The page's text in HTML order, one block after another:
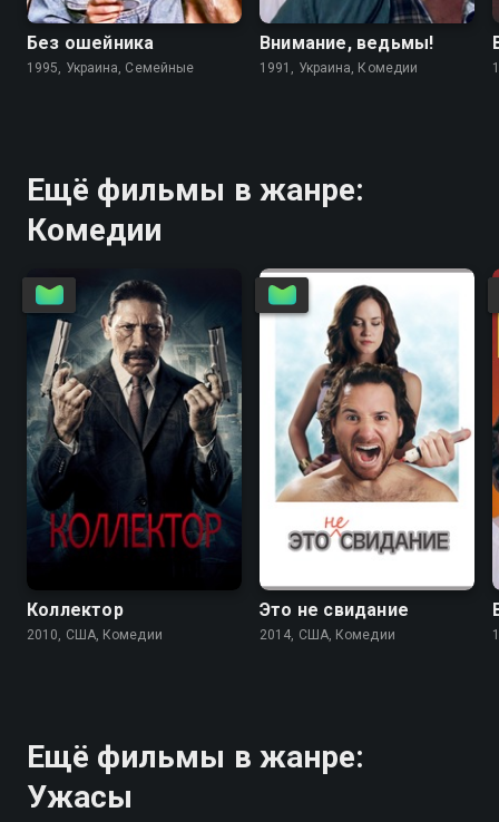
Без ошейника
1995, Украина, Семейные
Внимание, ведьмы!
1991, Украина, Комедии
Ещё фильмы в жанре:
Комедии
5.4 3.2
Коллектор
2010, США, Комедии
4.1 4.0
Это не свидание
2014, США, Комедии
Ещё фильмы в жанре:
Ужасы